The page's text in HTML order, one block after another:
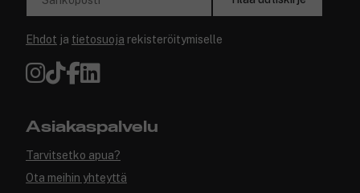
Ehdot ja tietosuoja rekisteröitymiselle
Asiakaspalvelu
Tarvitsetko apua?
Ota meihin yhteyttä